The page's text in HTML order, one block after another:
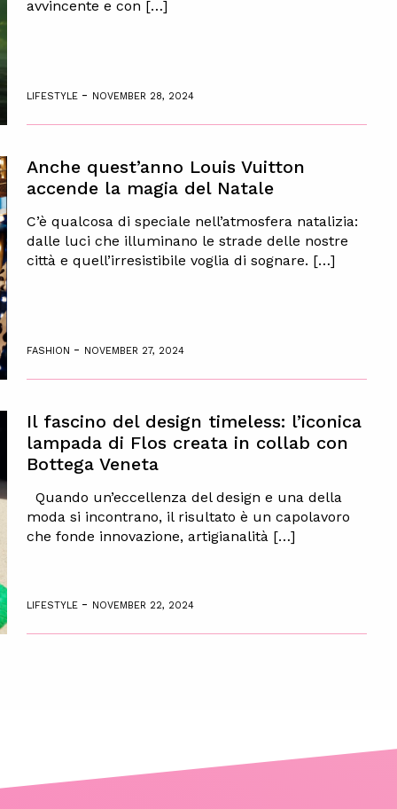
avvincente e con […]
LIFESTYLE - NOVEMBER 28, 2024
Anche quest’anno Louis Vuitton
accende la magia del Natale
C’è qualcosa di speciale nell’atmosfera natalizia:
dalle luci che illuminano le strade delle nostre
città e quell’irresistibile voglia di sognare. […]
FASHION - NOVEMBER 27, 2024
Il fascino del design timeless: l’iconica
lampada di Flos creata in collab con
Bottega Veneta
Quando un’eccellenza del design e una della
moda si incontrano, il risultato è un capolavoro
che fonde innovazione, artigianalità […]
LIFESTYLE - NOVEMBER 22, 2024